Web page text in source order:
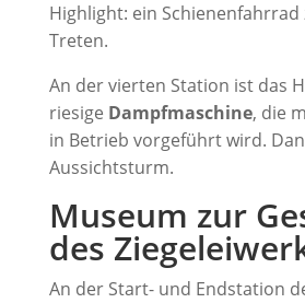
Highlight: ein Schienenfahrrad
Treten.
An der vierten Station ist das
riesige Dampfmaschine, die
in Betrieb vorgeführt wird.
Aussichtsturm.
Museum zur
des
An der Start- und Endstation